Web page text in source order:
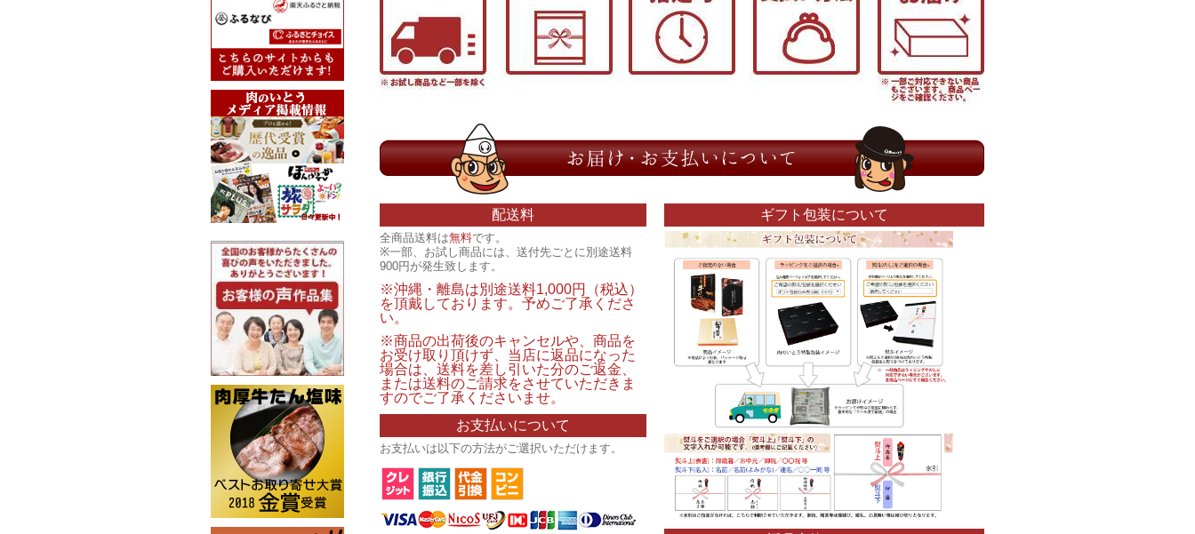
配送料
全商品送料は無料です。
※一部、お試し商品には、送付先ごとに別途送料
900円が発生致します。
※沖縄・離島は別途送料1,000円（税込）
を頂戴しております。予めご了承くださ
い。
※商品の出荷後のキャンセルや、商品を
お受け取り頂けず、当店に返品になった
場合は、送料を差し引いた分のご返金、
または送料のご請求をさせていただきま
すのでご了承くださいませ。
お支払いについて
お支払いは以下の方法がご選択いただけます。
ギフト包装について